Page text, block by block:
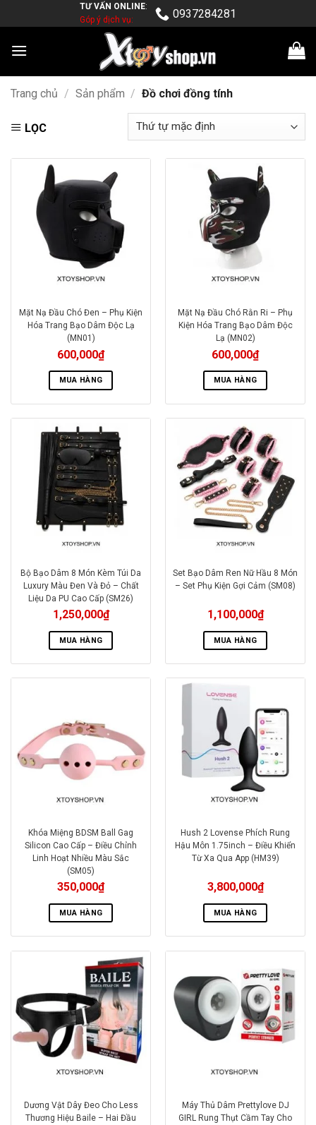
to
content
TƯ VẤN ONLINE:
Góp ý dịch vụ:
0937284281
Trang chủ / Sản phẩm / Đồ chơi đồng tính
LỌC
Mặt Nạ Đầu Chó Đen – Phụ Kiện
Hóa Trang Bạo Dâm Độc Lạ
(MN01)
600,000₫
MUA HÀNG
Mặt Nạ Đầu Chó Rằn Ri – Phụ
Kiện Hóa Trang Bạo Dâm Độc
Lạ (MN02)
600,000₫
MUA HÀNG
Bộ Bạo Dâm 8 Món Kèm Túi Da
Luxury Màu Đen Và Đỏ – Chất
Liệu Da PU Cao Cấp (SM26)
1,250,000₫
MUA HÀNG
Set Bạo Dâm Ren Nữ Hầu 8 Món
– Set Phụ Kiện Gợi Cảm (SM08)
1,100,000₫
MUA HÀNG
Khóa Miệng BDSM Ball Gag
Silicon Cao Cấp – Điều Chỉnh
Linh Hoạt Nhiều Màu Sắc
(SM05)
350,000₫
MUA HÀNG
Hush 2 Lovense Phích Rung
Hậu Môn 1.75inch – Điều Khiển
Từ Xa Qua App (HM39)
3,800,000₫
MUA HÀNG
Dương Vật Dây Đeo Cho Less
Thương Hiệu Baile – Hai Đầu
Máy Thủ Dâm Prettylove DJ
GIRL Rung Thụt Cầm Tay Cho